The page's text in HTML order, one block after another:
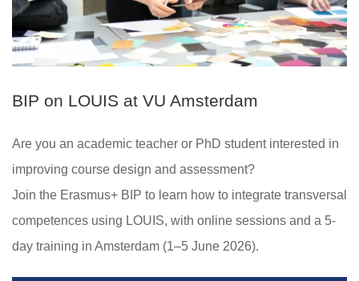
BIP on LOUIS at VU Amsterdam
Are you an academic teacher or PhD student interested in
improving course design and assessment?
Join the Erasmus+ BIP to learn how to integrate transversal
competences using LOUIS, with online sessions and a 5-
day training in Amsterdam (1–5 June 2026).